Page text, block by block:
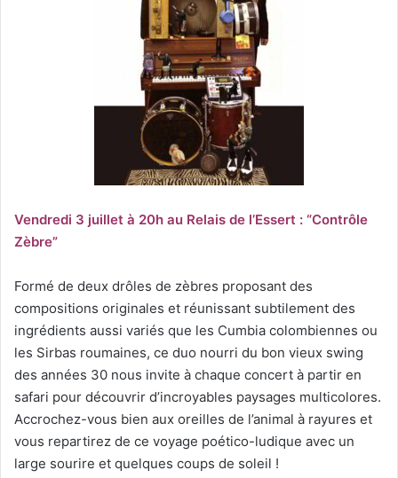
Vendredi 3 juillet à 20h au Relais de l’Essert : “Contrôle
Zèbre”
Formé de deux drôles de zèbres proposant des
compositions originales et réunissant subtilement des
ingrédients aussi variés que les Cumbia colombiennes ou
les Sirbas roumaines, ce duo nourri du bon vieux swing
des années 30 nous invite à chaque concert à partir en
safari pour découvrir d’incroyables paysages multicolores.
Accrochez-vous bien aux oreilles de l’animal à rayures et
vous repartirez de ce voyage poético-ludique avec un
large sourire et quelques coups de soleil !